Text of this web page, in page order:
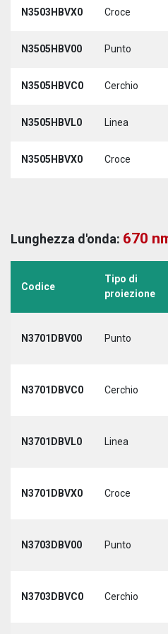
N3503HBVX0 Croce
N3505HBV00 Punto
N3505HBVC0 Cerchio
N3505HBVL0 Linea
N3505HBVX0 Croce
Lunghezza d'onda: 670
Codice
Tipo di
proiezione
N3701DBV00 Punto
N3701DBVC0 Cerchio
N3701DBVL0 Linea
N3701DBVX0 Croce
N3703DBV00 Punto
N3703DBVC0 Cerchio